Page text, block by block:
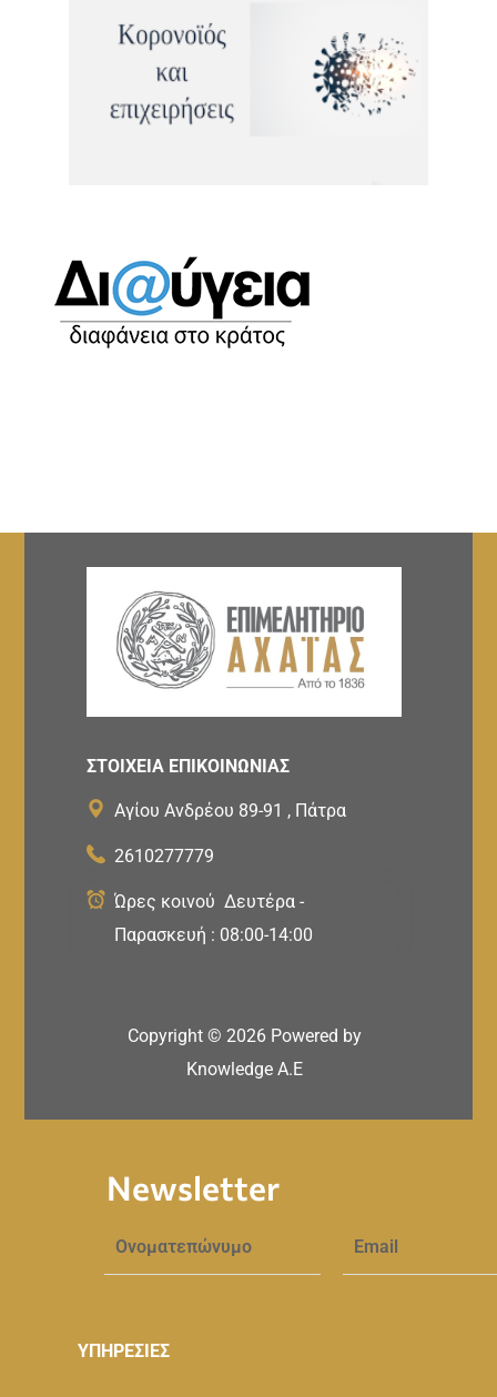
ΣΤΟΙΧΕΙΑ ΕΠΙΚΟΙΝΩΝΙΑΣ
Αγίου Ανδρέου 89-91 , Πάτρα
2610277779
Ώρες κοινού Δευτέρα -
Παρασκευή : 08:00-14:00
Copyright © 2026 Powered by
Knowledge A.E
Newsletter
ΥΠΗΡΕΣΙΕΣ